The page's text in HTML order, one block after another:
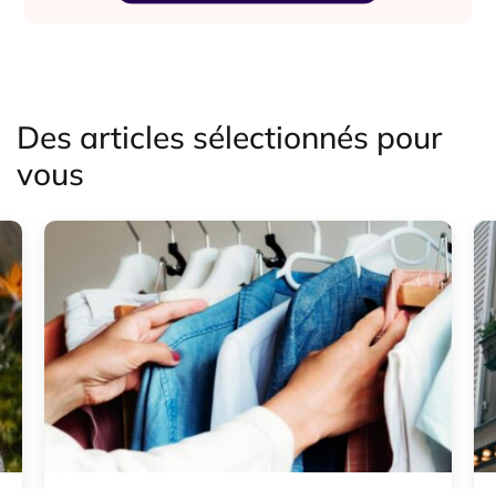
Des articles sélectionnés pour
vous